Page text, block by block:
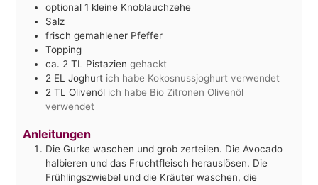
optional 1 kleine Knoblauchzehe
Salz
frisch gemahlener Pfeffer
Topping
ca. 2 TL Pistazien gehackt
2 EL Joghurt ich habe Kokosnussjoghurt verwendet
2 TL Olivenöl ich habe Bio Zitronen Olivenöl
verwendet
Anleitungen
Die Gurke waschen und grob zerteilen. Die Avocado
halbieren und das Fruchtfleisch herauslösen. Die
Frühlingszwiebel und die Kräuter waschen, die